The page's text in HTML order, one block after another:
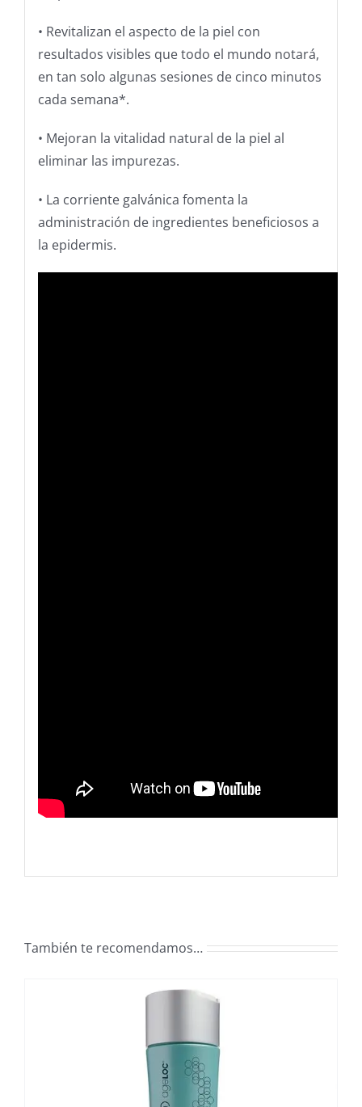
• Revitalizan el aspecto de la piel con
resultados visibles que todo el mundo notará,
en tan solo algunas sesiones de cinco minutos
cada semana*.
• Mejoran la vitalidad natural de la piel al
eliminar las impurezas.
• La corriente galvánica fomenta la
administración de ingredientes beneficiosos a
la epidermis.
También te recomendamos…